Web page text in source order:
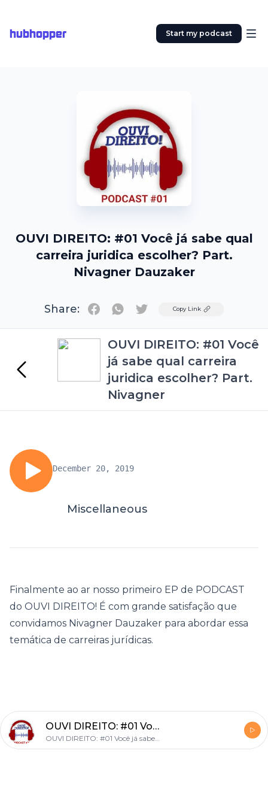
hubhopper Start my podcast
OUVI DIREITO: #01 Você já sabe qual
carreira juridica escolher? Part.
Nivagner Dauzaker
Share: TwitterCopy Link
OUVI DIREITO: #01 Você
já sabe qual carreira
juridica escolher? Part.
Nivagner
December 20, 2019
Miscellaneous
Finalmente ao ar nosso primeiro EP de PODCAST
do OUVI DIREITO! É com grande satisfação que
convidamos Nivagner Dauzaker para abordar essa
temática de carreiras jurídicas.
OUVI DIREITO: #01 Você já sabe qual carreira juridica escolher? Part. Nivagner Dauzaker
OUVI DIREITO: #01 Você já sabe qual carreira juridica escolher? Part. Nivagner